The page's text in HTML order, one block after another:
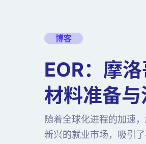
博客
EOR：摩
材料准备
随着全球化进程的加速
新兴的就业市场，吸引